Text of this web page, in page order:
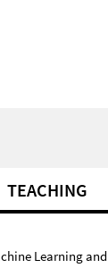
TEACHING
Learning